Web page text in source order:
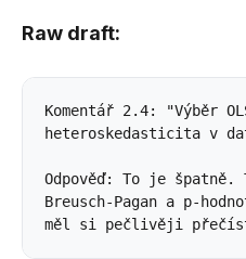
Raw draft:
Komentář 2.4: "Výběr
heteroskedasticita v
Odpověď: To je
Breusch-Pagan a p-